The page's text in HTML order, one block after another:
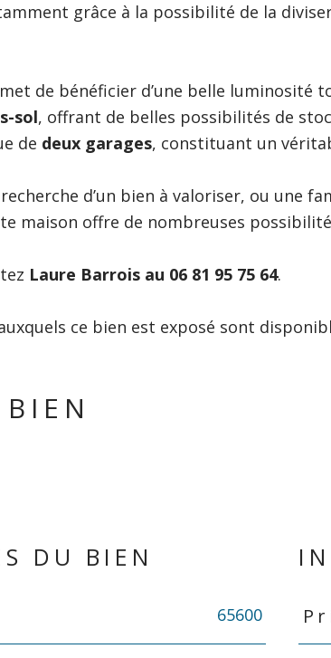
grâce à la possibilité de la
de bénéficier d’une belle luminosité
sol, offrant de belles possibilités de
de deux garages, constituant un
d’un bien à valoriser, ou une
maison offre de nombreuses
Laure Barrois au 06 81 95 75 64.
ce bien est exposé sont
DU BIEN
65600